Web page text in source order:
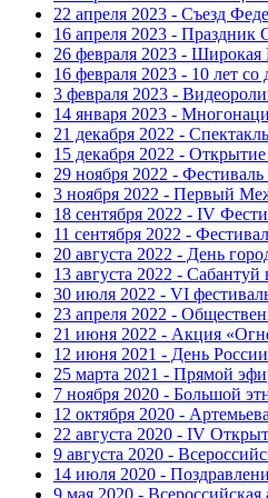
22 апреля 2023 - Съезд
16 апреля 2023 - Праздник
26 февраля 2023 - Широкая
16 февраля 2023 - 10 лет
3 февраля 2023 -
14 января 2023 -
21 декабря 2022 -
15 декабря 2022 -
29 ноября 2022 -
3 ноября 2022 - Первый
18 сентября 2022 - IV
11 сентября 2022 -
20 августа 2022 - День
13 августа 2022 -
30 июля 2022 - VI
23 апреля 2022 -
21 июня 2022 - Акция
12 июня 2021 - День
25 марта 2021 - Прямой
7 ноября 2020 - Большой
12 октября 2020 -
22 августа 2020 - IV
9 августа 2020 -
14 июля 2020 -
9 мая 2020 -